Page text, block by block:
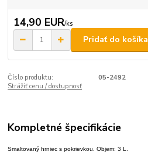
14,90 EUR/ks
Pridať do košíka
Číslo produktu:
05-2492
Strážiť cenu / dostupnosť
Kompletné špecifikácie
Smaltovaný hrniec s pokrievkou. Objem: 3 L.